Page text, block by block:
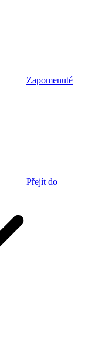
Zapomenuté
Přejít do